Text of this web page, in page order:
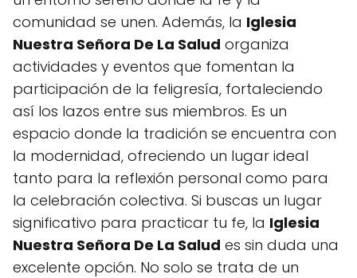
comunidad se unen. Además, la Iglesia
Nuestra Señora De La Salud organiza
actividades y eventos que fomentan la
participación de la feligresía, fortaleciendo
así los lazos entre sus miembros. Es un
espacio donde la tradición se encuentra con
la modernidad, ofreciendo un lugar ideal
tanto para la reflexión personal como para
la celebración colectiva. Si buscas un lugar
significativo para practicar tu fe, la Iglesia
Nuestra Señora De La Salud es sin duda una
excelente opción. No solo se trata de un